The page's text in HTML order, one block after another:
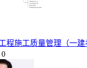
程施工质量管理（一建
0